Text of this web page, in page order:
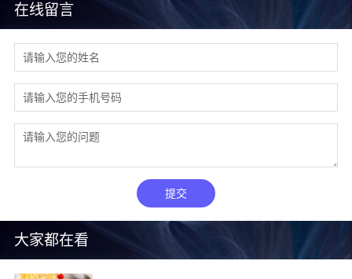
大家都在看
在线留言
提交